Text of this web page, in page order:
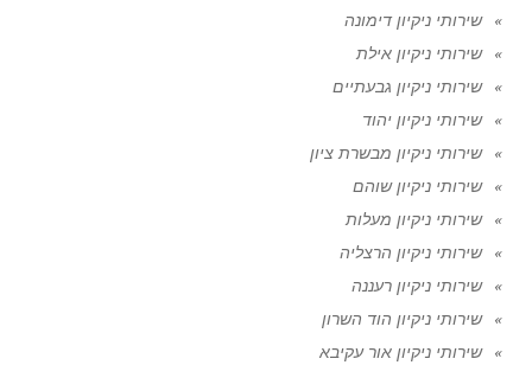
שירותי ניקיון דימונה
שירותי ניקיון אילת
שירותי ניקיון גבעתיים
שירותי ניקיון יהוד
שירותי ניקיון מבשרת ציון
שירותי ניקיון שוהם
שירותי ניקיון מעלות
שירותי ניקיון הרצליה
שירותי ניקיון רעננה
שירותי ניקיון הוד השרון
שירותי ניקיון אור עקיבא